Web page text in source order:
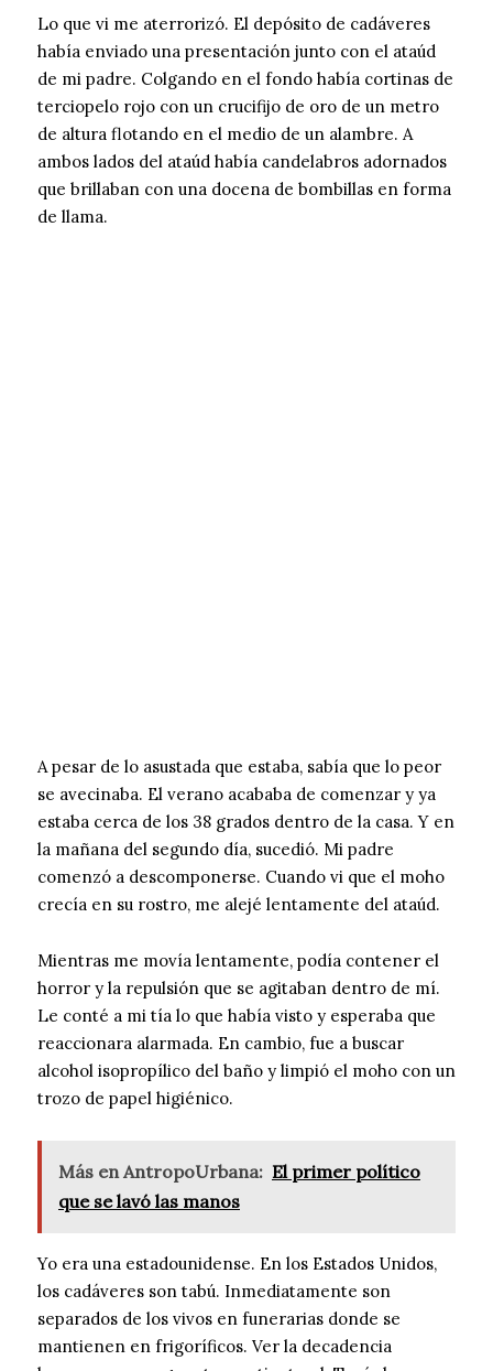
Lo que vi me aterrorizó. El depósito de cadáveres
había enviado una presentación junto con el ataúd
de mi padre. Colgando en el fondo había cortinas de
terciopelo rojo con un crucifijo de oro de un metro
de altura flotando en el medio de un alambre. A
ambos lados del ataúd había candelabros adornados
que brillaban con una docena de bombillas en forma
de llama.
A pesar de lo asustada que estaba, sabía que lo peor
se avecinaba. El verano acababa de comenzar y ya
estaba cerca de los 38 grados dentro de la casa. Y en
la mañana del segundo día, sucedió. Mi padre
comenzó a descomponerse. Cuando vi que el moho
crecía en su rostro, me alejé lentamente del ataúd.
Mientras me movía lentamente, podía contener el
horror y la repulsión que se agitaban dentro de mí.
Le conté a mi tía lo que había visto y esperaba que
reaccionara alarmada. En cambio, fue a buscar
alcohol isopropílico del baño y limpió el moho con un
trozo de papel higiénico.
Más en AntropoUrbana: El primer político
que se lavó las manos
Yo era una estadounidense. En los Estados Unidos,
los cadáveres son tabú. Inmediatamente son
separados de los vivos en funerarias donde se
mantienen en frigoríficos. Ver la decadencia